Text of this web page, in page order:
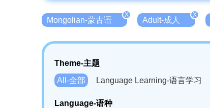
Mongolian-蒙古语
X
Adult-成人
X
Theme-主题
All-全部
Language Learning-语言学习
Language-语种